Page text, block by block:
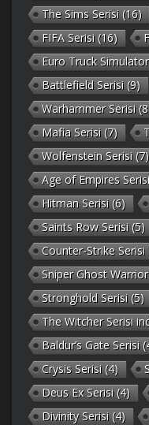
The Sims Serisi (16)
FIFA Serisi (16)
Euro Truck
Battlefield Serisi (9)
Warhammer Serisi
Mafia Serisi (7)
Wolfenstein Serisi (7)
Age of Empires Serisi
Hitman Serisi (6)
Saints Row Serisi (5)
Counter-Strike Serisi
Sniper Ghost
Stronghold Serisi (5)
The Witcher Serisi
Baldur’s Gate Serisi
Crysis Serisi (4)
Deus Ex Serisi (4)
Divinity Serisi (4)